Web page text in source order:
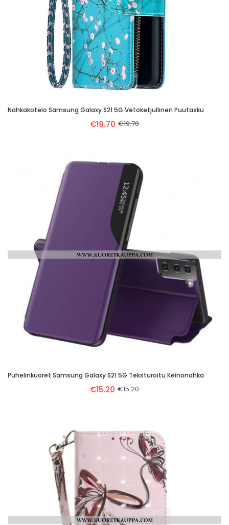
Nahkakotelo Samsung Galaxy S21 5G Vetoketjullinen Puutasku
€19.70 €19.70
Puhelinkuoret Samsung Galaxy S21 5G Teksturoitu Keinonahka
€15.20 €15.20